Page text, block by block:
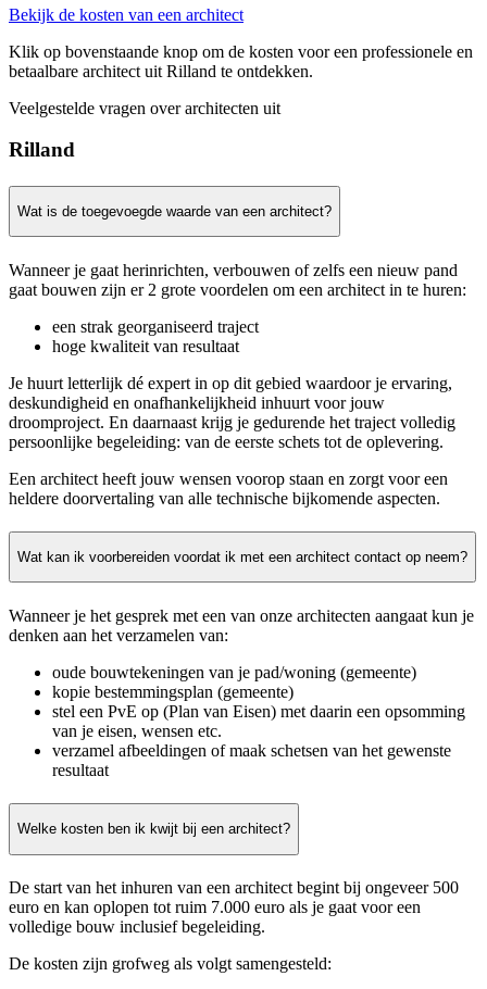
Bekijk de kosten van een architect
Klik op bovenstaande knop om de kosten voor een professionele en
betaalbare architect uit Rilland te ontdekken.
Veelgestelde vragen over architecten uit
Rilland
Wat is de toegevoegde waarde van een architect?
Wanneer je gaat herinrichten, verbouwen of zelfs een nieuw pand
gaat bouwen zijn er 2 grote voordelen om een architect in te huren:
een strak georganiseerd traject
hoge kwaliteit van resultaat
Je huurt letterlijk dé expert in op dit gebied waardoor je ervaring,
deskundigheid en onafhankelijkheid inhuurt voor jouw
droomproject. En daarnaast krijg je gedurende het traject volledig
persoonlijke begeleiding: van de eerste schets tot de oplevering.
Een architect heeft jouw wensen voorop staan en zorgt voor een
heldere doorvertaling van alle technische bijkomende aspecten.
Wat kan ik voorbereiden voordat ik met een architect contact op neem?
Wanneer je het gesprek met een van onze architecten aangaat kun je
denken aan het verzamelen van:
oude bouwtekeningen van je pad/woning (gemeente)
kopie bestemmingsplan (gemeente)
stel een PvE op (Plan van Eisen) met daarin een opsomming
van je eisen, wensen etc.
verzamel afbeeldingen of maak schetsen van het gewenste
resultaat
Welke kosten ben ik kwijt bij een architect?
De start van het inhuren van een architect begint bij ongeveer 500
euro en kan oplopen tot ruim 7.000 euro als je gaat voor een
volledige bouw inclusief begeleiding.
De kosten zijn grofweg als volgt samengesteld: